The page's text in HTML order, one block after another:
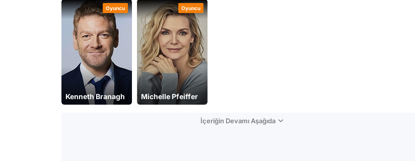
Oyuncu
Kenneth Branagh
Oyuncu
Michelle Pfeiffer
İçeriğin Devamı Aşağıda